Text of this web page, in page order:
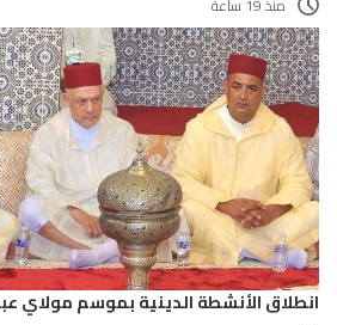
منذ 19 ساعة
انطلاق الأنشطة الدينية بموسم مولاي